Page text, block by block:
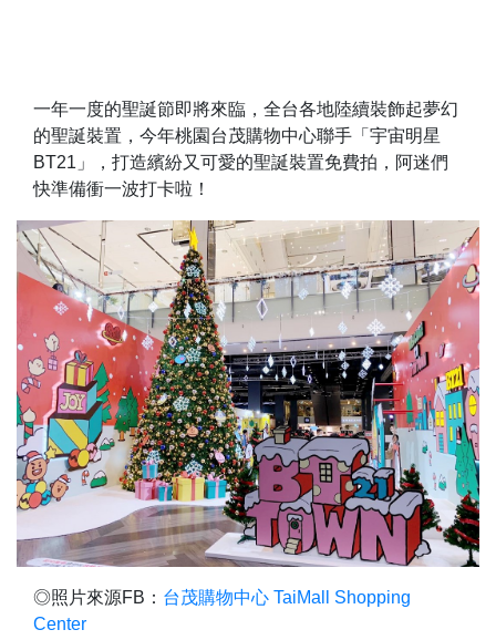
一年一度的聖誕節即將來臨，全台各地陸續裝飾起夢幻
的聖誕裝置，今年桃園台茂購物中心聯手「宇宙明星
BT21」，打造繽紛又可愛的聖誕裝置免費拍，阿迷們
快準備衝一波打卡啦！
◎照片來源FB： 台茂購物中心 TaiMall Shopping
Center